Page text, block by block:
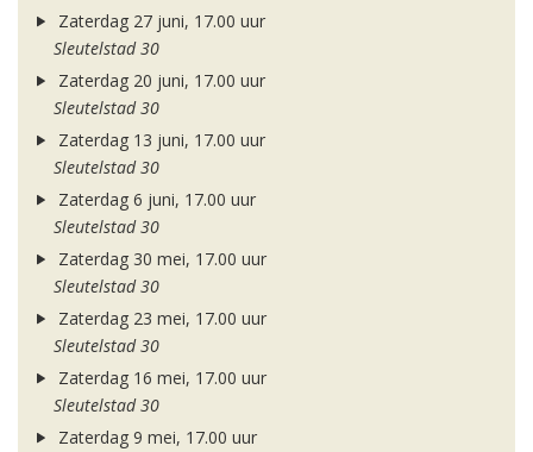
Zaterdag 27 juni, 17.00 uur
Sleutelstad 30
Zaterdag 20 juni, 17.00 uur
Sleutelstad 30
Zaterdag 13 juni, 17.00 uur
Sleutelstad 30
Zaterdag 6 juni, 17.00 uur
Sleutelstad 30
Zaterdag 30 mei, 17.00 uur
Sleutelstad 30
Zaterdag 23 mei, 17.00 uur
Sleutelstad 30
Zaterdag 16 mei, 17.00 uur
Sleutelstad 30
Zaterdag 9 mei, 17.00 uur